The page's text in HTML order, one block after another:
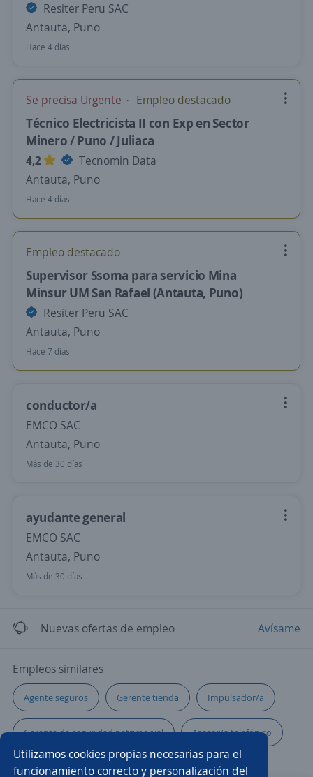
Resiter Peru SAC
Antauta, Puno
Hace 4 días
Se precisa Urgente Empleo destacado
Técnico Electricista II con Exp en Sector
Minero / Puno / Juliaca
4,2
Tecnomin Data
Antauta, Puno
Hace 4 días
Empleo destacado
Supervisor Ssoma para servicio Mina
Minsur UM San Rafael (Antauta, Puno)
Resiter Peru SAC
Antauta, Puno
Hace 7 días
conductor/a
EMCO SAC
Antauta, Puno
Más de 30 días
ayudante general
EMCO SAC
Antauta, Puno
Más de 30 días
Nuevas ofertas de empleo Avísame
Empleos similares
Agente seguros Gerente tienda Impulsador/a
Gerente de seguridad patrimonial Asesor/a telefónico
Asesor/a de negocios Asistente/a contable
Utilizamos cookies propias necesarias para el
funcionamiento correcto y personalización del